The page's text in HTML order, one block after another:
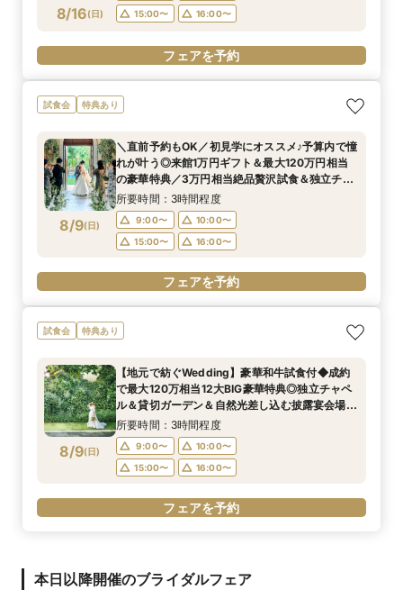
8/16(日)
15:00〜
16:00〜
フェアを予約
試食会 特典あり
8/9(日)
＼直前予約もOK／初見学にオススメ♪予算内で憧
れが叶う◎来館1万円ギフト＆最大120万円相当
の豪華特典／3万円相当絶品贅沢試食＆独立チャ
ペル・貸切ガーデンご見学＆安心見積もり相談◆
マイナビ限定特典
所要時間：3時間程度
9:00〜
10:00〜
15:00〜
16:00〜
フェアを予約
試食会 特典あり
8/9(日)
【地元で紡ぐWedding】豪華和牛試食付◆成約
で最大120万相当12大BIG豪華特典◎独立チャペ
ル＆貸切ガーデン＆自然光差し込む披露宴会場含
む映えるスポットをご提案♪
所要時間：3時間程度
9:00〜
10:00〜
15:00〜
16:00〜
フェアを予約
本日以降開催のブライダルフェア